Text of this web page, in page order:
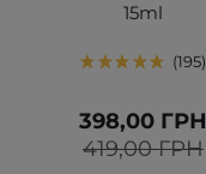
15ml
195
419,00 ГРН
398,00 ГРН